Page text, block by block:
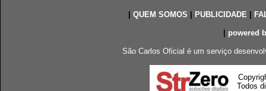
QUEM SOMOS PUBLICIDADE|
powered
São Carlos Oficial é um serviço
Todos